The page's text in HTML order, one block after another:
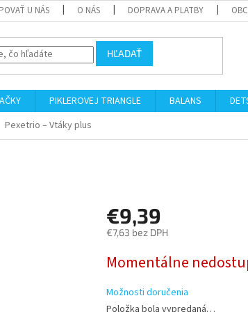
U NÁS O NÁS DOPRAVA A PLATBY
HĽADAŤ
PIKLEROVEJ TRIANGLE BALANS
Pexetrio – Vtáky plus
€9,39
€7,63 bez DPH
cena:
Momentálne
Možnosti doručenia